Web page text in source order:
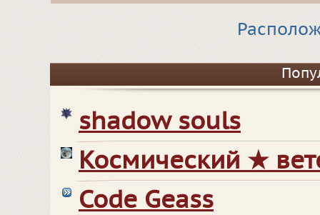
shadow souls
Космический ★
Code Geass